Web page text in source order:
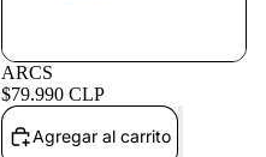
ARCS
$79.990 CLP
Agregar al carrito